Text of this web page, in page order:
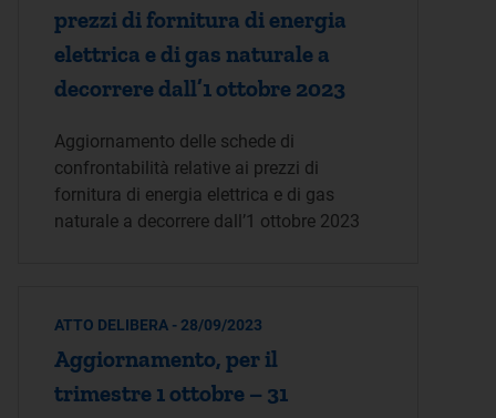
prezzi di fornitura di energia
elettrica e di gas naturale a
decorrere dall’1 ottobre 2023
Aggiornamento delle schede di
confrontabilità relative ai prezzi di
fornitura di energia elettrica e di gas
naturale a decorrere dall’1 ottobre 2023
ATTO DELIBERA - 28/09/2023
Aggiornamento, per il
trimestre 1 ottobre – 31